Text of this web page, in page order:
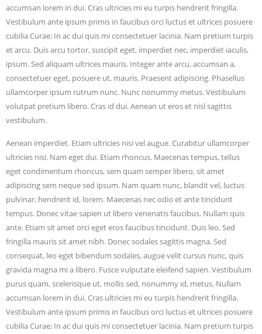
accumsan lorem in dui. Cras ultricies mi eu turpis hendrerit fringilla.
Vestibulum ante ipsum primis in faucibus orci luctus et ultrices posuere
cubilia Curae; In ac dui quis mi consectetuer lacinia. Nam pretium turpis
et arcu. Duis arcu tortor, suscipit eget, imperdiet nec, imperdiet iaculis,
ipsum. Sed aliquam ultrices mauris. Integer ante arcu, accumsan a,
consectetuer eget, posuere ut, mauris. Praesent adipiscing. Phasellus
ullamcorper ipsum rutrum nunc. Nunc nonummy metus. Vestibulum
volutpat pretium libero. Cras id dui. Aenean ut eros et nisl sagittis
vestibulum.
Aenean imperdiet. Etiam ultricies nisi vel augue. Curabitur ullamcorper
ultricies nisi. Nam eget dui. Etiam rhoncus. Maecenas tempus, tellus
eget condimentum rhoncus, sem quam semper libero, sit amet
adipiscing sem neque sed ipsum. Nam quam nunc, blandit vel, luctus
pulvinar, hendrerit id, lorem. Maecenas nec odio et ante tincidunt
tempus. Donec vitae sapien ut libero venenatis faucibus. Nullam quis
ante. Etiam sit amet orci eget eros faucibus tincidunt. Duis leo. Sed
fringilla mauris sit amet nibh. Donec sodales sagittis magna. Sed
consequat, leo eget bibendum sodales, augue velit cursus nunc, quis
gravida magna mi a libero. Fusce vulputate eleifend sapien. Vestibulum
purus quam, scelerisque ut, mollis sed, nonummy id, metus. Nullam
accumsan lorem in dui. Cras ultricies mi eu turpis hendrerit fringilla.
Vestibulum ante ipsum primis in faucibus orci luctus et ultrices posuere
cubilia Curae; In ac dui quis mi consectetuer lacinia. Nam pretium turpis